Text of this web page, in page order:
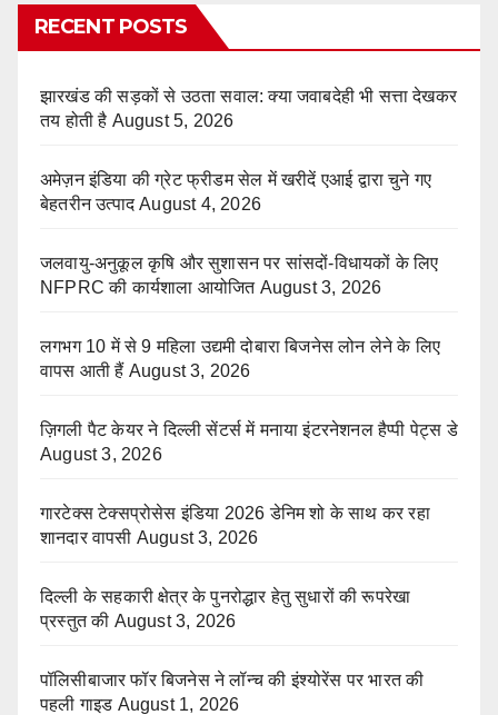
RECENT POSTS
झारखंड की सड़कों से उठता सवाल: क्या जवाबदेही भी सत्ता देखकर
तय होती है August 5, 2026
अमेज़न इंडिया की ग्रेट फ्रीडम सेल में खरीदें एआई द्वारा चुने गए
बेहतरीन उत्पाद August 4, 2026
जलवायु-अनुकूल कृषि और सुशासन पर सांसदों-विधायकों के लिए
NFPRC की कार्यशाला आयोजित August 3, 2026
लगभग 10 में से 9 महिला उद्यमी दोबारा बिजनेस लोन लेने के लिए
वापस आती हैं August 3, 2026
ज़िगली पैट केयर ने दिल्ली सेंटर्स में मनाया इंटरनेशनल हैप्पी पेट्स डे
August 3, 2026
गारटेक्स टेक्सप्रोसेस इंडिया 2026 डेनिम शो के साथ कर रहा
शानदार वापसी August 3, 2026
दिल्ली के सहकारी क्षेत्र के पुनरोद्धार हेतु सुधारों की रूपरेखा
प्रस्तुत की August 3, 2026
पॉलिसीबाजार फॉर बिजनेस ने लॉन्च की इंश्योरेंस पर भारत की
पहली गाइड August 1, 2026